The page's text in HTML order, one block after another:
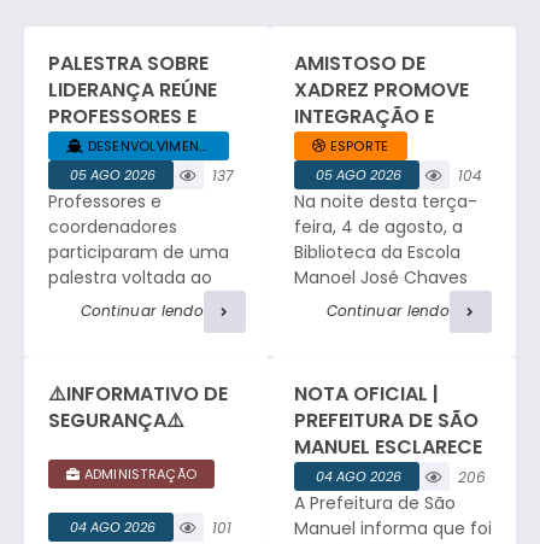
PALESTRA SOBRE
LIDERANÇA REÚNE
PROFESSORES E
COORDENADORES
DA REDE MUNICIPAL
05 AGO 2026
DESENVOLVIMENTO... +1
137
ões
Professores e
coordenadores
participaram de uma
palestra voltada ao
desenvolvimento da
liderança no ambiente
troca de experiências
e atividades de
integração. César
Ribeiro, Consultor e
iniciou o encontro
Continuar lendo
AMISTOSO DE
XADREZ PROMOVE
INTEGRAÇÃO E
ESPÍRITO ESPORTIVO
EM SÃO MANUEL.
05 AGO 2026
ESPORTE
104
visualizaç
ões
Na noite desta terça-
feira, 4 de agosto, a
Biblioteca da Escola
Manoel José Chaves
sediou um amistoso
tradicional equipe de
São Manuel. O
encontro reuniu
enxadristas em
partidas de alto nível,
proporcionando a
Continuar lendo
⚠️INFORMATIVO DE
SEGURANÇA⚠️
04 AGO 2026
ADMINISTRAÇÃO
101
NOTA OFICIAL |
PREFEITURA DE SÃO
MANUEL ESCLARECE
OCORRÊNCIA DE
FURTO NO
CEMITÉRIO
04 AGO 2026
206
visualizaç
ões
A Prefeitura de São
Manuel informa que foi